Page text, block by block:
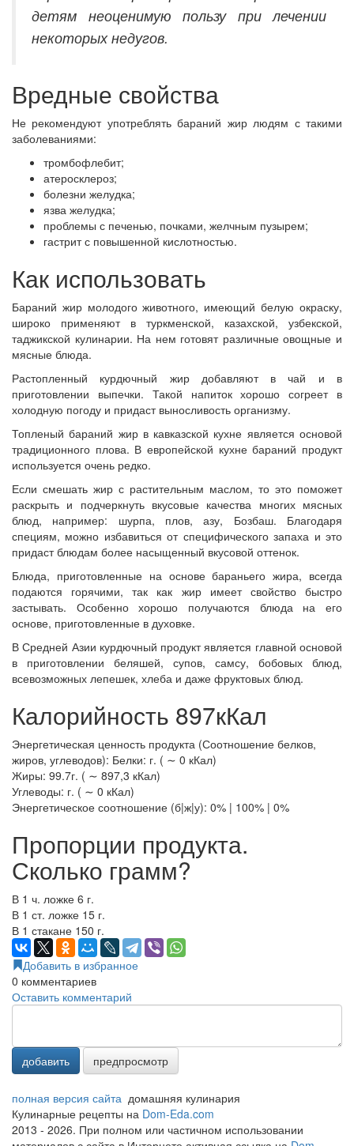
детям неоценимую пользу при лечении
некоторых недугов.
Вредные свойства
Не рекомендуют употреблять бараний жир людям с такими
заболеваниями:
тромбофлебит;
атеросклероз;
болезни желудка;
язва желудка;
проблемы с печенью, почками, желчным пузырем;
гастрит с повышенной кислотностью.
Как использовать
Бараний жир молодого животного, имеющий белую окраску,
широко применяют в туркменской, казахской, узбекской,
таджикской кулинарии. На нем готовят различные овощные и
мясные блюда.
Растопленный курдючный жир добавляют в чай и в
приготовлении выпечки. Такой напиток хорошо согреет в
холодную погоду и придаст выносливость организму.
Топленый бараний жир в кавказской кухне является основой
традиционного плова. В европейской кухне бараний продукт
используется очень редко.
Если смешать жир с растительным маслом, то это поможет
раскрыть и подчеркнуть вкусовые качества многих мясных
блюд, например: шурпа, плов, азу, Бозбаш. Благодаря
специям, можно избавиться от специфического запаха и это
придаст блюдам более насыщенный вкусовой оттенок.
Блюда, приготовленные на основе бараньего жира, всегда
подаются горячими, так как жир имеет свойство быстро
застывать. Особенно хорошо получаются блюда на его
основе, приготовленные в духовке.
В Средней Азии курдючный продукт является главной основой
в приготовлении беляшей, супов, самсу, бобовых блюд,
всевозможных лепешек, хлеба и даже фруктовых блюд.
Калорийность 897кКал
Энергетическая ценность продукта (Соотношение белков,
жиров, углеводов): Белки: г. ( ∼ 0 кКал)
Жиры: 99.7г. ( ∼ 897,3 кКал)
Углеводы: г. ( ∼ 0 кКал)
Энергетическое соотношение (б|ж|у): 0% | 100% | 0%
Пропорции продукта.
Сколько грамм?
В 1 ч. ложке 6 г.
В 1 ст. ложке 15 г.
В 1 стакане 150 г.
Добавить в избранное
0 комментариев
Оставить комментарий
добавить предпросмотр
полная версия сайта домашняя кулинария
Кулинарные рецепты на Dom-Eda.com
2013 - 2026. При полном или частичном использовании